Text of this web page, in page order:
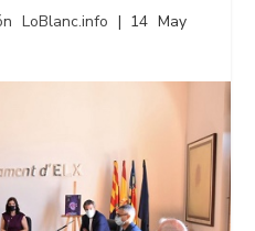
LoBlanc.info | 14 May